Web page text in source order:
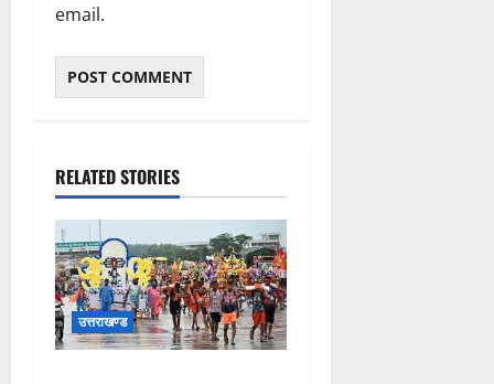
email.
RELATED STORIES
उत्तराखण्ड